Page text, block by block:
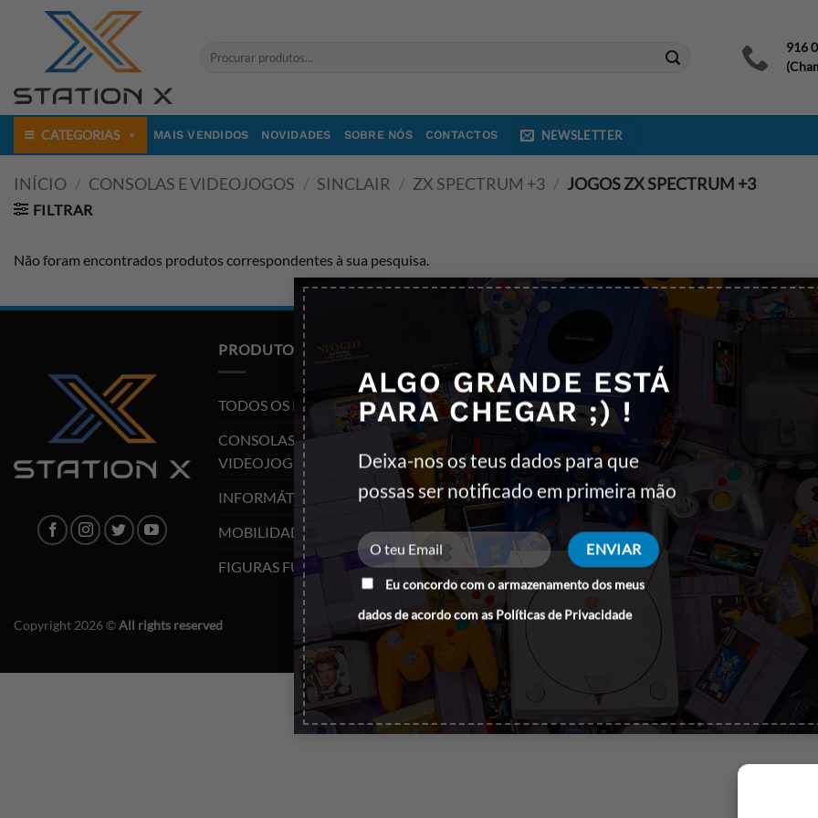
ALGO GRANDE ESTÁ
PARA CHEGAR ;) !
Deixa-nos os teus dados para que
possas ser notificado em primeira mão
Eu concordo com o armazenamento dos meus
dados de acordo com as Políticas de Privacidade
Pesquisar
916
CATEGORIAS MAIS VENDIDOS NOVIDADES SOBRE NÓS CONTACTOS NEWSLETTER
INÍCIO / CONSOLAS E VIDEOJOGOS / SINCLAIR / ZX SPECTRUM +3 / JOGOS ZX SPECTRUM +3
FILTRAR
Não foram encontrados produtos correspondentes à sua pesquisa.
PRODUTOS
TODOS OS PRODUTOS
CONSOLAS E
VIDEOJOGOS
INFORMÁTICA
MOBILIDADE
FIGURAS FUNKO POP
QUEM SOMOS
Sobre nós
Contactos
A minha conta
Política de privacidade
Blog
As minhas encomendas
Termos e Condições
Trocas e devoluções
Resolução de litígios
Livro de reclamações
Copyright 2026 ©All rights reserved